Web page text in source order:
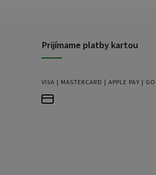
Prijímame platby kartou
VISA | MASTERCARD | APPLE PAY |